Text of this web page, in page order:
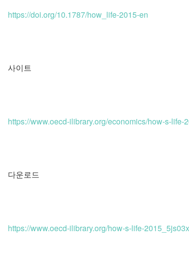
https://doi.org/10.1787/how_life-2015-en
사이트
https://www.oecd-ilibrary.org/economics/how-s-life-
다운로드
https://www.oecd-ilibrary.org/how-s-life-